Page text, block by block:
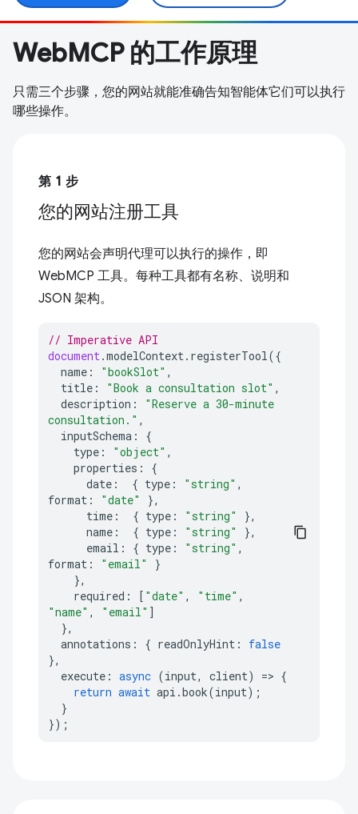
WebMCP 的工作原理
只需三个步骤，您的网站就能准确告知智能体它们可以执行
哪些操作。
第 1 步
您的网站注册工具
您的网站会声明代理可以执行的操作，即
WebMCP 工具。每种工具都有名称、说明和
JSON 架构。
// Imperative API
document.modelContext. registerTool({
name : "bookSlot" ,
title : "Book a consultation slot" ,
description :
"Reserve a 30-minute
consultation." ,
inputSchema :
{
type : "object" ,
properties :
{
date : { type : "string" ,
format : "date"
},
time : { type : "string"
},
name : { type : "string"
},
email : { type : "string" ,
format : "email"
}
},
required : [ "date" , "time" ,
"name" , "email" ]
},
annotations : { readOnlyHint :
false
},
execute : async (input, client) => {
return await api .book(input);
}
});